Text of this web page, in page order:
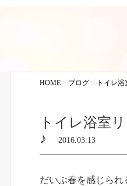
HOME> ブログ> トイレ
トイレ浴室
♪
2016.03.13
だいぶ春を感じられ